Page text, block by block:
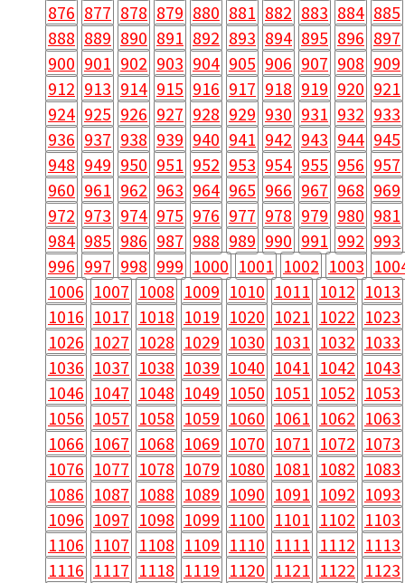
876 877 878 879 880 881 882 883 884 885
888 889 890 891 892 893 894 895 896 897
900 901 902 903 904 905 906 907 908 909
912 913 914 915 916 917 918 919 920 921
924 925 926 927 928 929 930 931 932 933
936 937 938 939 940 941 942 943 944 945
948 949 950 951 952 953 954 955 956 957
960 961 962 963 964 965 966 967 968 969
972 973 974 975 976 977 978 979 980 981
984 985 986 987 988 989 990 991 992 993
996 997 998 999 1000 1001 1002 1003
1006 1007 1008 1009 1010 1011 1012 1013
1016 1017 1018 1019 1020 1021 1022 1023
1026 1027 1028 1029 1030 1031 1032 1033
1036 1037 1038 1039 1040 1041 1042 1043
1046 1047 1048 1049 1050 1051 1052 1053
1056 1057 1058 1059 1060 1061 1062 1063
1066 1067 1068 1069 1070 1071 1072 1073
1076 1077 1078 1079 1080 1081 1082 1083
1086 1087 1088 1089 1090 1091 1092 1093
1096 1097 1098 1099 1100 1101 1102 1103
1106 1107 1108 1109 1110 1111 1112 1113
1116 1117 1118 1119 1120 1121 1122 1123